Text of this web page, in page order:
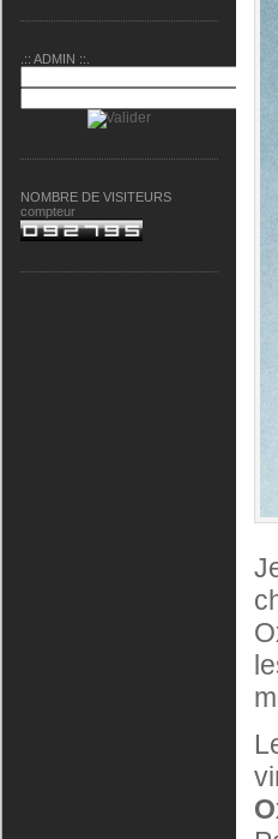
.:: ADMIN ::.
NOMBRE DE VISITEURS
compteur